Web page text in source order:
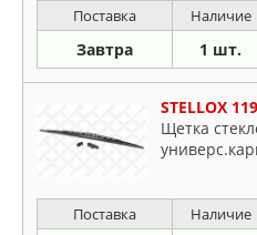
Поставка Наличие
Завтра 1 шт.
STELLOX
Щетка
Поставка Наличие